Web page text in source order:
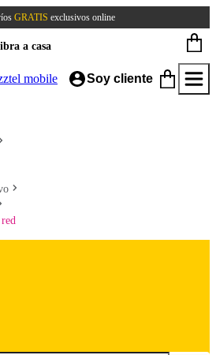
GRATIS exclusivos online
a casa
Soy cliente